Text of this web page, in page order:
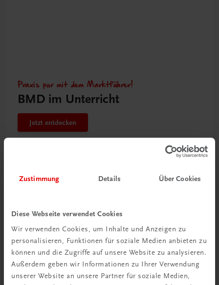
Zustimmung Details Über Cookies
Diese Webseite verwendet Cookies
Wir verwenden Cookies, um Inhalte und Anzeigen zu
personalisieren, Funktionen für soziale Medien anbieten zu
können und die Zugriffe auf unsere Website zu analysieren.
Außerdem geben wir Informationen zu Ihrer Verwendung
unserer Website an unsere Partner für soziale Medien,
Praxis pur mit dem Marktführer!
BMD im Unterricht
Jetzt entdecken